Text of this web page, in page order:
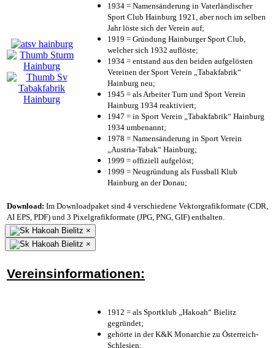
1934 = Namensänderung in Vaterländischer
Sport Club Hainburg 1921, aber noch im selben
Jahr löste sich der Verein auf;
1919 = Gründung Hainburger Sport Club,
welcher sich 1932 auflöste;
1934 = entstand aus den beiden aufgelösten
Vereinen der Sport Verein „Tabakfabrik“
Hainburg neu;
1945 = als Arbeiter Turn und Sport Verein
Hainburg 1934 reaktiviert;
1947 = in Sport Verein „Tabakfabrik“ Hainburg
1934 umbenannt;
1978 = Namensänderung in Sport Verein
„Austria-Tabak“ Hainburg;
1999 = offiziell aufgelöst;
1999 = Neugründung als Fussball Klub
Hainburg an der Donau;
Download: Im Downloadpaket sind 4 verschiedene Vektorgrafikformate (CDR,
AI EPS, PDF) und 3 Pixelgrafikformate (JPG, PNG, GIF) enthalten.
×
×
Vereinsinformationen:
1912 = als Sportklub „Hakoah“ Bielitz
gegründet;
gehörte in der K&K Monarchie zu Österreich-
Schlesien;